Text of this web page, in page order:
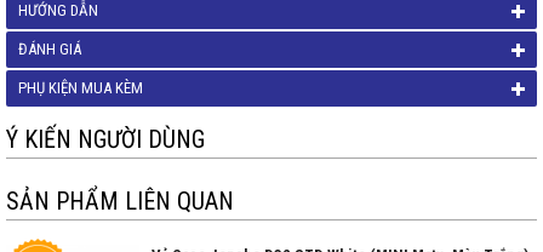
HƯỚNG DẪN
ĐÁNH GIÁ
PHỤ KIỆN MUA KÈM
Ý KIẾN NGƯỜI DÙNG
SẢN PHẨM LIÊN QUAN